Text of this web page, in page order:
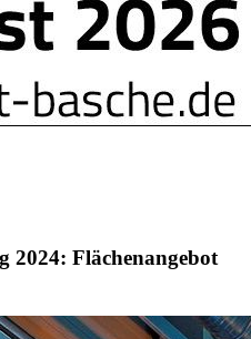
2024: Flächenangebot